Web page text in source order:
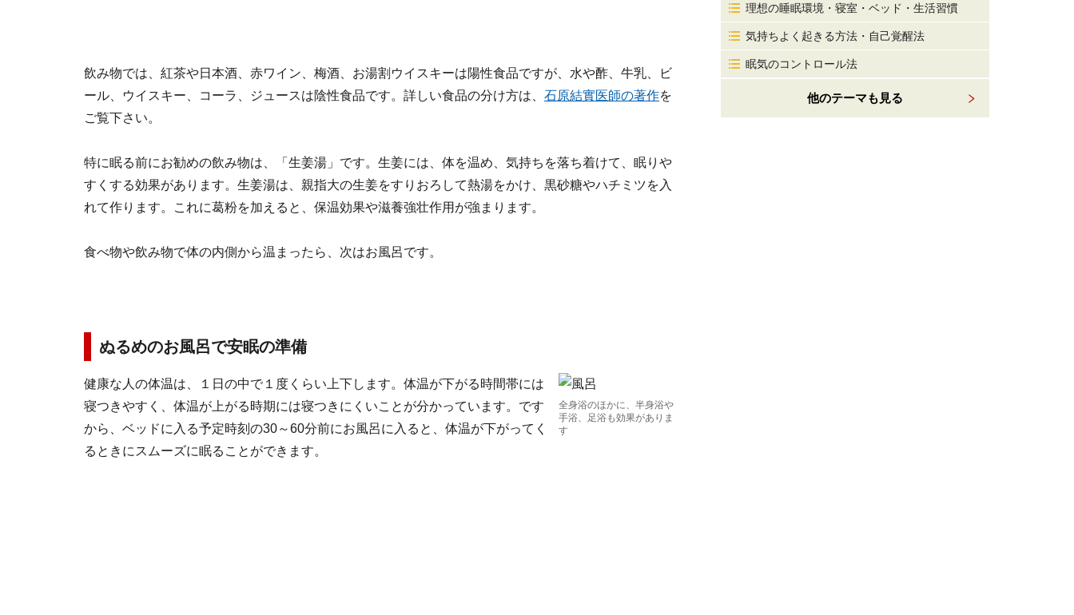
飲み物では、紅茶や日本酒、赤ワイン、梅酒、お湯割ウイスキーは陽性食品ですが、水や酢、牛乳、ビ
ール、ウイスキー、コーラ、ジュースは陰性食品です。詳しい食品の分け方は、 石原結實医師の著作を
ご覧下さい。
特に眠る前にお勧めの飲み物は、「生姜湯」です。生姜には、体を温め、気持ちを落ち着けて、眠りや
すくする効果があります。生姜湯は、親指大の生姜をすりおろして熱湯をかけ、黒砂糖やハチミツを入
れて作ります。これに葛粉を加えると、保温効果や滋養強壮作用が強まります。
食べ物や飲み物で体の内側から温まったら、次はお風呂です。
ぬるめのお風呂で安眠の準備
全身浴のほかに、半身浴や
手浴、足浴も効果がありま
す
健康な人の体温は、１日の中で１度くらい上下します。体温が下がる時間帯には
寝つきやすく、体温が上がる時期には寝つきにくいことが分かっています。です
から、ベッドに入る予定時刻の30～60分前にお風呂に入ると、体温が下がってく
るときにスムーズに眠ることができます。
理想の睡眠環境・寝室・ベッド・生活習慣
気持ちよく起きる方法・自己覚醒法
眠気のコントロール法
他のテーマも見る